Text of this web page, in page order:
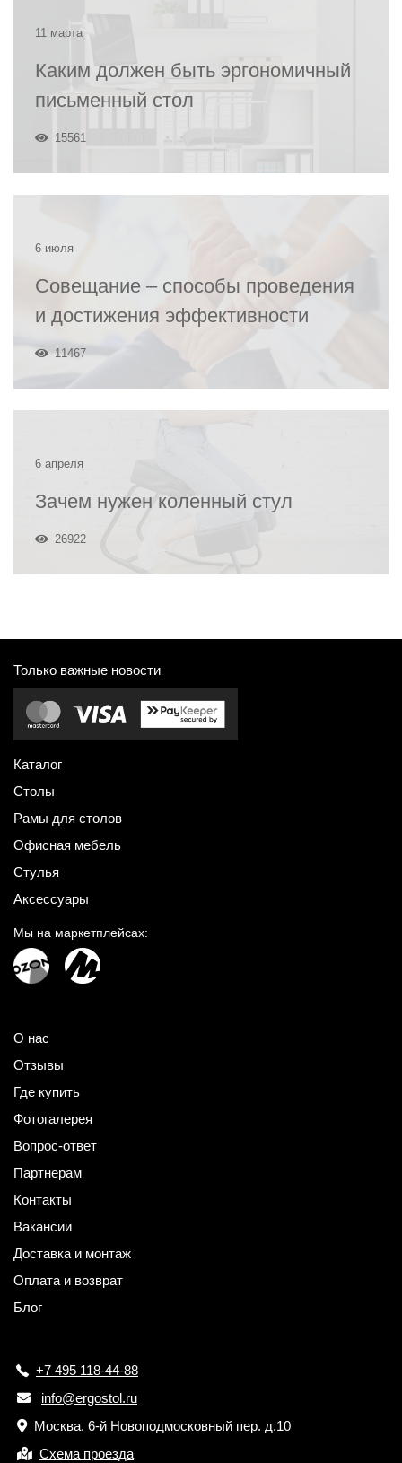
11 марта
Каким должен быть эргономичный
письменный стол
15561
6 июля
Совещание – способы проведения
и достижения эффективности
11467
6 апреля
Зачем нужен коленный стул
26922
Только важные новости
Каталог
Столы
Рамы для столов
Офисная мебель
Стулья
Аксессуары
Мы на маркетплейсах:
О нас
Отзывы
Где купить
Фотогалерея
Вопрос-ответ
Партнерам
Контакты
Вакансии
Доставка и монтаж
Оплата и возврат
Блог
+7 495 118-44-88
info@ergostol.ru
Москва, 6-й Новоподмосковный пер. д.10
Схема проезда